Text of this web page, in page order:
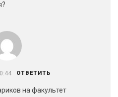
ОТВЕТИТЬ
на факультет